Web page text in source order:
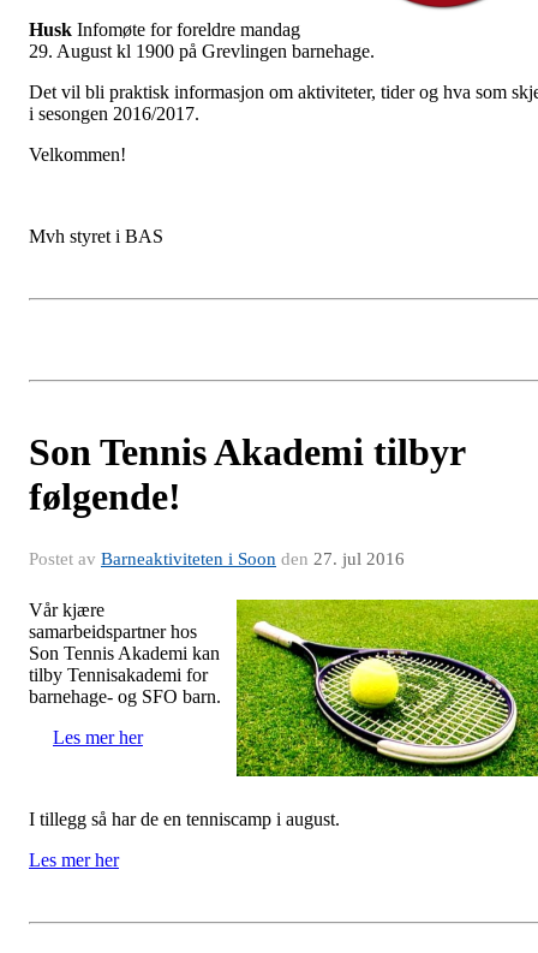
Husk Infomøte for foreldre mandag
29. August kl 1900 på Grevlingen barnehage.
Det vil bli praktisk informasjon om aktiviteter, tider og hva som
i sesongen 2016/2017.
Velkommen!
Mvh styret i BAS
Son Tennis Akademi tilbyr
følgende!
Postet av Barneaktiviteten i Soon den 27. jul 2016
Vår kjære
samarbeidspartner hos
Son Tennis Akademi kan
tilby Tennisakademi for
barnehage- og SFO barn.
Les mer her
I tillegg så har de en tenniscamp i august.
Les mer her